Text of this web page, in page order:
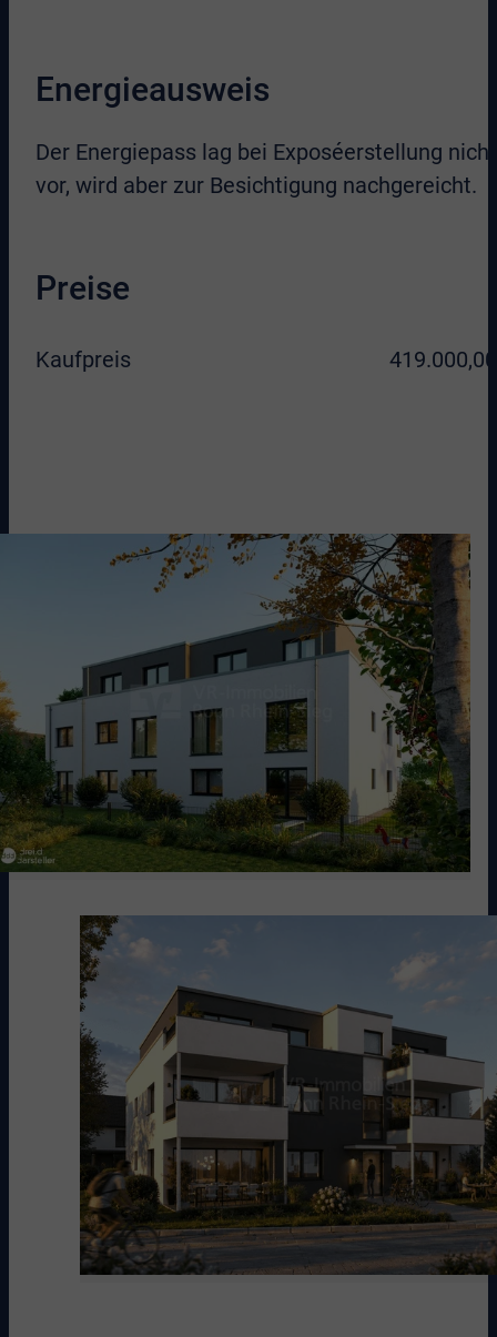
Energieausweis
Der Energiepass lag bei Exposéerstellung nicht
vor, wird aber zur Besichtigung nachgereicht.
Preise
Kaufpreis